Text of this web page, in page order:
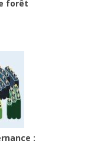
forêt
: